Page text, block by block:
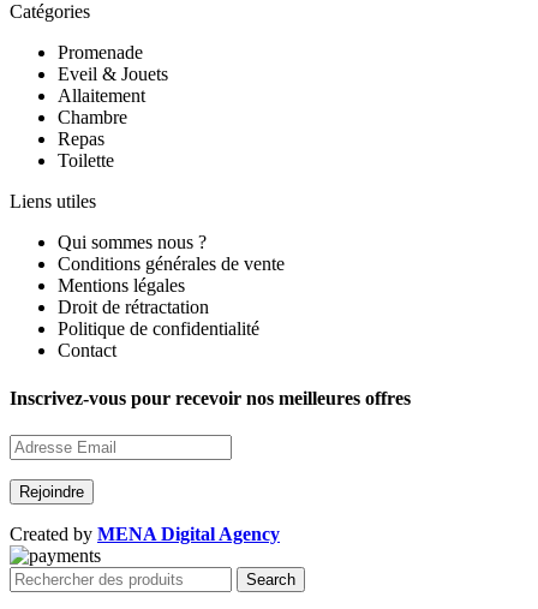
Catégories
Promenade
Eveil & Jouets
Allaitement
Chambre
Repas
Toilette
Liens utiles
Qui sommes nous ?
Conditions générales de vente
Mentions légales
Droit de rétractation
Politique de confidentialité
Contact
Inscrivez-vous pour recevoir nos meilleures offres
Created by MENA Digital Agency
Search